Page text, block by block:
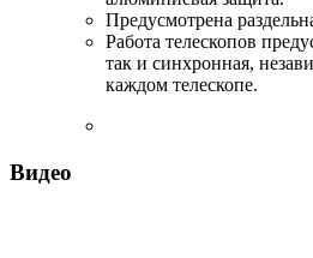
Предусмотрена
Работа телескопов
так и синхронная,
каждом телескопе.
Видео